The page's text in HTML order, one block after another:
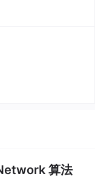
算法